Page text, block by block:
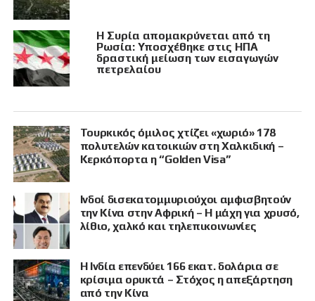
Η Συρία απομακρύνεται από τη
Ρωσία: Υποσχέθηκε στις ΗΠΑ
δραστική μείωση των εισαγωγών
πετρελαίου
Τουρκικός όμιλος χτίζει «χωριό» 178
πολυτελών κατοικιών στη Χαλκιδική –
Κερκόπορτα η “Golden Visa”
Ινδοί δισεκατομμυριούχοι αμφισβητούν
την Κίνα στην Αφρική – Η μάχη για χρυσό,
λίθιο, χαλκό και τηλεπικοινωνίες
Η Ινδία επενδύει 166 εκατ. δολάρια σε
κρίσιμα ορυκτά – Στόχος η απεξάρτηση
από την Κίνα